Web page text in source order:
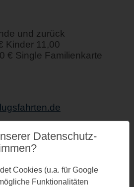
und zurück
Kinder 11,00
€ Single Familienkarte
Datenschutz­
Cookies (u.a. für Google
Funktionalitäten